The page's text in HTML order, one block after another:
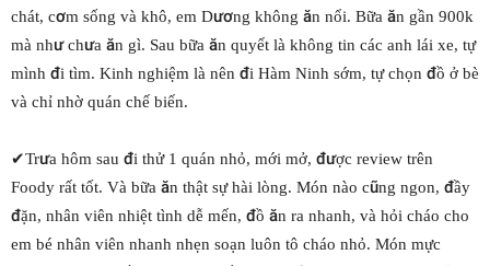
chát, cơm sống và khô, em Dương không ăn nổi. Bữa ăn gần 900k
mà như chưa ăn gì. Sau bữa ăn quyết là không tin các anh lái xe, tự
mình đi tìm. Kinh nghiệm là nên đi Hàm Ninh sớm, tự chọn đồ ở bè
và chỉ nhờ quán chế biến.
✔Trưa hôm sau đi thử 1 quán nhỏ, mới mở, được review trên
Foody rất tốt. Và bữa ăn thật sự hài lòng. Món nào cũng ngon, đầy
đặn, nhân viên nhiệt tình dễ mến, đồ ăn ra nhanh, và hỏi cháo cho
em bé nhân viên nhanh nhẹn soạn luôn tô cháo nhỏ. Món mực